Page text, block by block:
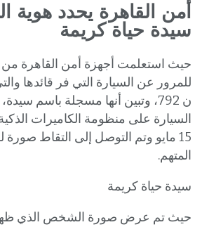
أمن القاهرة يحدد هوية
سيدة حياة كريمة
حيث استعلمت أجهزة أمن القاهرة من
للمرور عن السيارة التي فر قائدها
ن 792، وتبين أنها مسجلة باسم
السيارة على منظومة الكاميرات
15 مايو وتم التوصل إلى التقاط صورة
المتهم.
سيدة حياة كريمة
حيث تم عرض صورة الشخص الذي